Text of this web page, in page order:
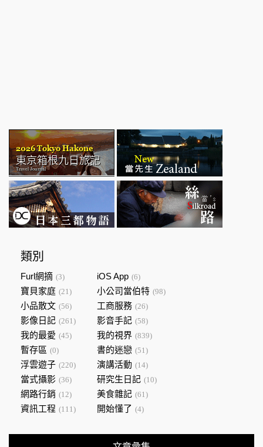
類別
Furl網摘 (3) iOS App (6)
寶貝家庭 (21) 小公司當伯特 (98)
小品散文 (56) 工商服務 (26)
影像日記 (261) 影音手記 (58)
我的最愛 (45) 我的視界 (839)
暫存區 (0) 書的迷戀 (51)
浮雲遊子 (220) 演講活動 (14)
當式攝影 (36) 研究生日記 (10)
網路行銷 (12) 美食雜記 (61)
資訊工程 (111) 開始懂了 (4)